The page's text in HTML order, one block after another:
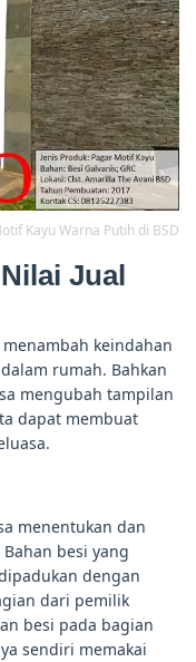
Kayu Warna Putih di BSD
Jual
keindahan
rumah. Bahkan
mengubah tampilan
dapat membuat
menentukan dan
besi yang
dengan
dari pemilik
besi pada bagian
sendiri memakai